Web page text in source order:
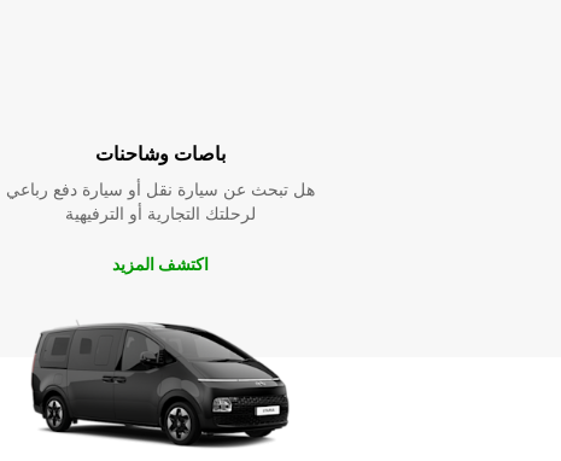
باصات وشاحنات
هل تبحث عن سيارة نقل أو سيارة دفع رباعي
لرحلتك التجارية أو الترفيهية
اكتشف المزيد